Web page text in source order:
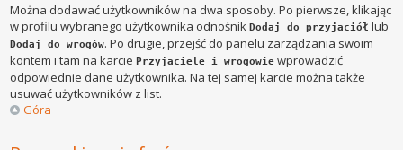
Można dodawać użytkowników na dwa sposoby. Po pierwsze, klikając
w profilu wybranego użytkownika odnośnikDodaj do przyjaciół lub
Dodaj do wrogów. Po drugie, przejść do panelu zarządzania swoim
kontem i tam na karciePrzyjaciele i wrogowie wprowadzić
odpowiednie dane użytkownika. Na tej samej karcie można także
usuwać użytkowników z list.
Góra